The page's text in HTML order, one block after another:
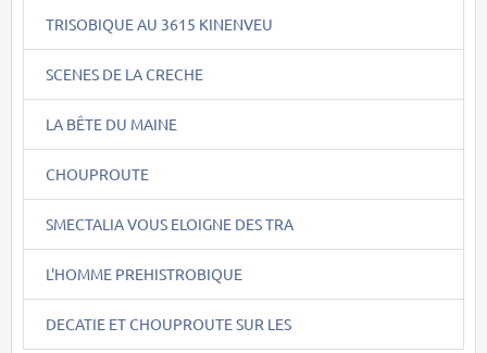
TRISOBIQUE AU 3615 KINENVEU
SCENES DE LA CRECHE
LA BÊTE DU MAINE
CHOUPROUTE
SMECTALIA VOUS ELOIGNE DES TRA
L'HOMME PREHISTROBIQUE
DECATIE ET CHOUPROUTE SUR LES